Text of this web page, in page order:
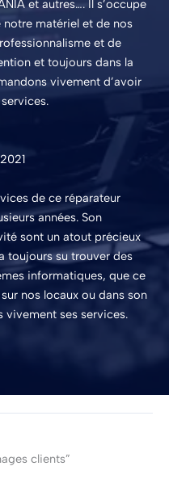
et autres…. Il s’occupe
notre matériel et de nos
et de
et toujours dans la
vivement d’avoir
de ce réparateur
années. Son
sont un atout précieux
toujours su trouver des
informatiques, que ce
nos locaux ou dans son
vivement ses services.
clients”